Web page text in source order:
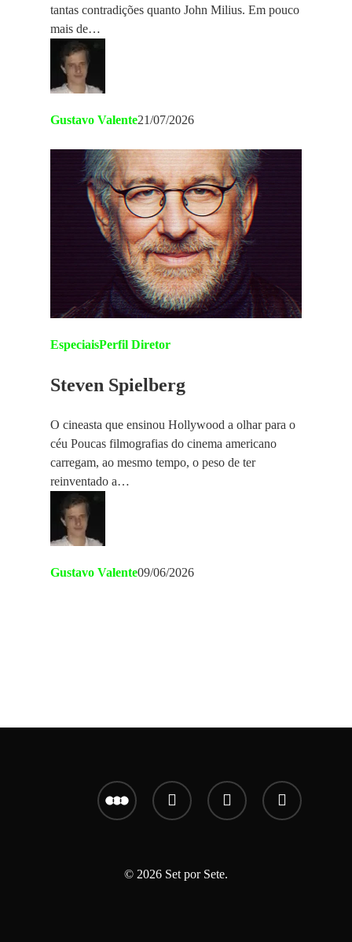
tantas contradições quanto John Milius. Em pouco
mais de…
Gustavo Valente21/07/2026
EspeciaisPerfil Diretor
Steven Spielberg
O cineasta que ensinou Hollywood a olhar para o
céu Poucas filmografias do cinema americano
carregam, ao mesmo tempo, o peso de ter
reinventado a…
Gustavo Valente09/06/2026
letterboxd youtube instagram email
© 2026 Set por Sete.